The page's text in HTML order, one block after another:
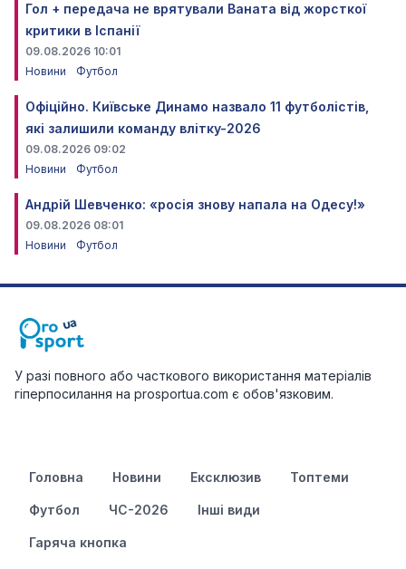
Гол + передача не врятували Ваната від жорсткої
критики в Іспанії
09.08.2026 10:01
Новини
Футбол
Офіційно. Київське Динамо назвало 11 футболістів,
які залишили команду влітку-2026
09.08.2026 09:02
Новини
Футбол
Андрій Шевченко: «росія знову напала на Одесу!»
09.08.2026 08:01
Новини
Футбол
У разі повного або часткового використання матеріалів
гіперпосилання на prosportua.com є обов'язковим.
Головна Новини Ексклюзив Топтеми
Футбол ЧС-2026 Інші види
Гаряча кнопка